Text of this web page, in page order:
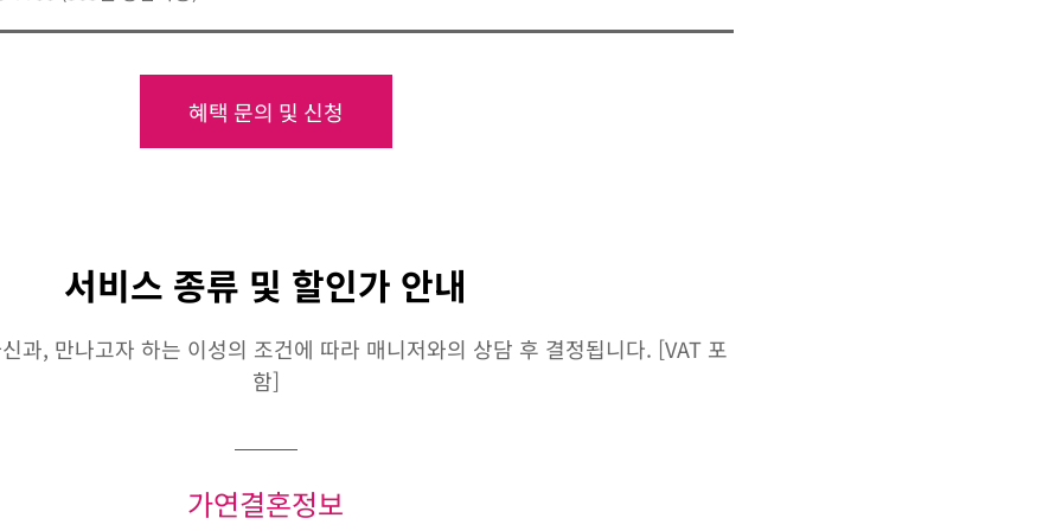
혜택 문의 및 신청
서비스 종류 및 할인가 안내
과, 만나고자 하는 이성의 조건에 따라 매니저와의 상담 후 결정됩니다. [VAT 포
함]
가연결혼정보